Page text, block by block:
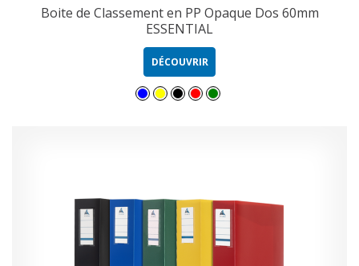
Boite de Classement en PP Opaque Dos 60mm
ESSENTIAL
DÉCOUVRIR